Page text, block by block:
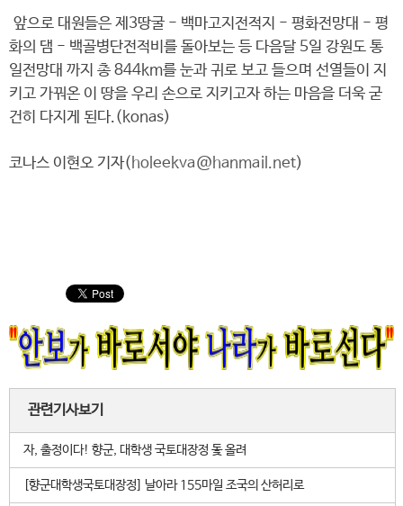
앞으로 대원들은 제3땅굴 - 백마고지전적지 - 평화전망대 - 평
화의 댐 - 백골병단전적비를 돌아보는 등 다음달 5일 강원도 통
일전망대 까지 총 844km를 눈과 귀로 보고 들으며 선열들이 지
키고 가꿔온 이 땅을 우리 손으로 지키고자 하는 마음을 더욱 굳
건히 다지게 된다.(konas)
코나스 이현오 기자( holeekva@hanmail.net)
관련기사보기
자, 출정이다! 향군, 대학생 국토대장정 돛 올려
[향군대학생국토대장정] 날아라 155마일 조국의 산허리로